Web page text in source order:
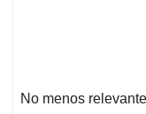
No menos